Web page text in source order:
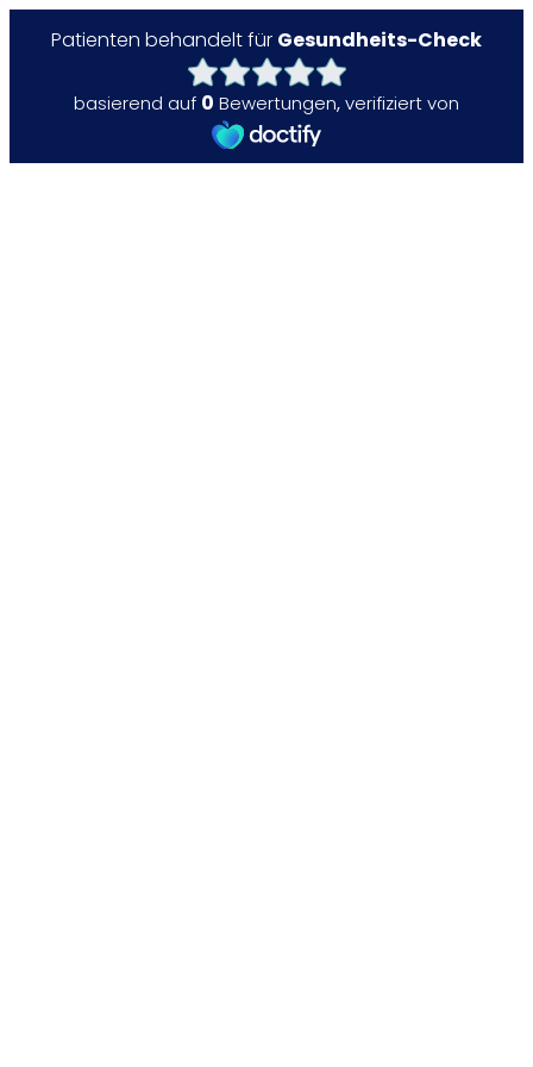
Patienten behandelt für Gesundheits-Check
basierend auf 0 Bewertungen,verifiziert von